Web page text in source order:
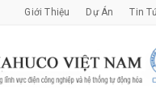
Giới Thiệu Dự Án Tin